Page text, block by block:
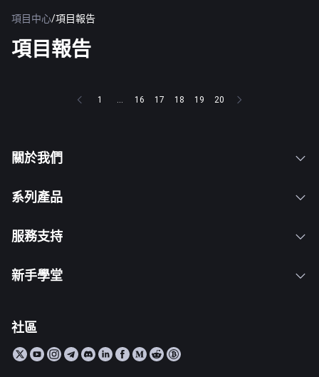
項目中心/項目報告
項目報告
1 ... 16 17 18 19 20
關於我們
系列產品
服務支持
新手學堂
社區